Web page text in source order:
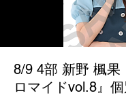
8/9 4部 新野 楓果
ロマイドvol.8』